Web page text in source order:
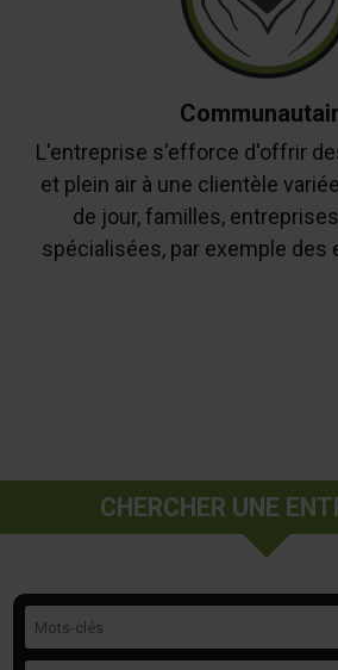
L'entreprise s'efforce d'offrir
et plein air à une clientèle
de jour, familles,
spécialisées, par exemple des
CHERCHER UNE